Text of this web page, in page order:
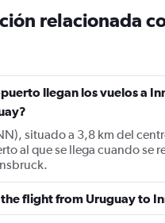
relacionada
llegan los vuelos a
situado a 3,8 km del
al que se llega cuando se
flight from Uruguay to